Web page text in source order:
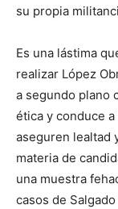
su propia
Es una lástima
realizar López
a segundo plano
ética y conduce
aseguren lealtad
materia de
una muestra
casos de